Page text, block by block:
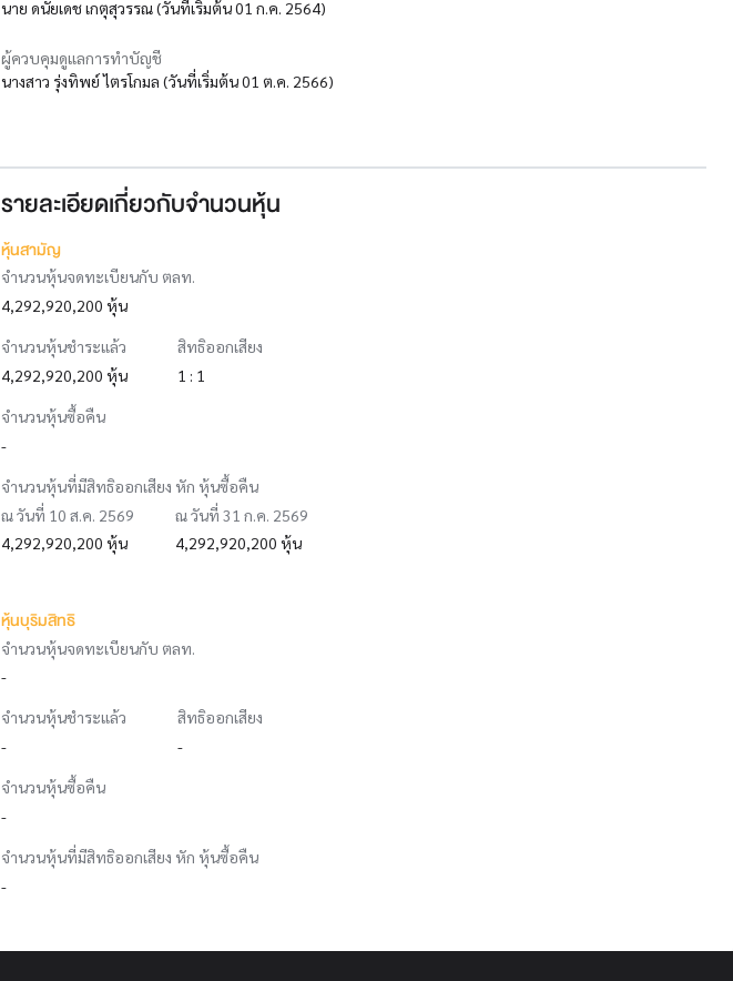
นาย ดนัยเดช เกตุสุวรรณ (วันที่เริ่มต้น 01 ก.ค. 2564)
ผู้ควบคุมดูแลการทำบัญชี
นางสาว รุ่งทิพย์ ไตรโกมล (วันที่เริ่มต้น 01 ต.ค. 2566)
รายละเอียดเกี่ยวกับจำนวนหุ้น
หุ้นสามัญ
จำนวนหุ้นจดทะเบียนกับ ตลท.
4,292,920,200 หุ้น
จำนวนหุ้นชำระแล้ว
4,292,920,200 หุ้น
สิทธิออกเสียง
1 : 1
จำนวนหุ้นซื้อคืน
-
จำนวนหุ้นที่มีสิทธิออกเสียง หัก หุ้นซื้อคืน
ณ วันที่ 10 ส.ค. 2569
4,292,920,200 หุ้น
ณ วันที่ 31 ก.ค. 2569
4,292,920,200 หุ้น
หุ้นบุริมสิทธิ
จำนวนหุ้นจดทะเบียนกับ ตลท.
-
จำนวนหุ้นชำระแล้ว
-
สิทธิออกเสียง
-
จำนวนหุ้นซื้อคืน
-
จำนวนหุ้นที่มีสิทธิออกเสียง หัก หุ้นซื้อคืน
-